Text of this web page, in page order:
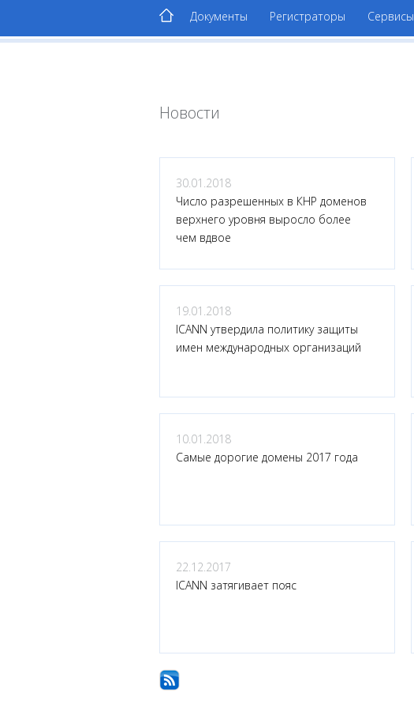
Документы Регистраторы Сервисы
Новости
30.01.2018
Число разрешенных в КНР доменов
верхнего уровня выросло более
чем вдвое
19.01.2018
ICANN утвердила политику защиты
имен международных организаций
10.01.2018
Самые дорогие домены 2017 года
22.12.2017
ICANN затягивает пояс